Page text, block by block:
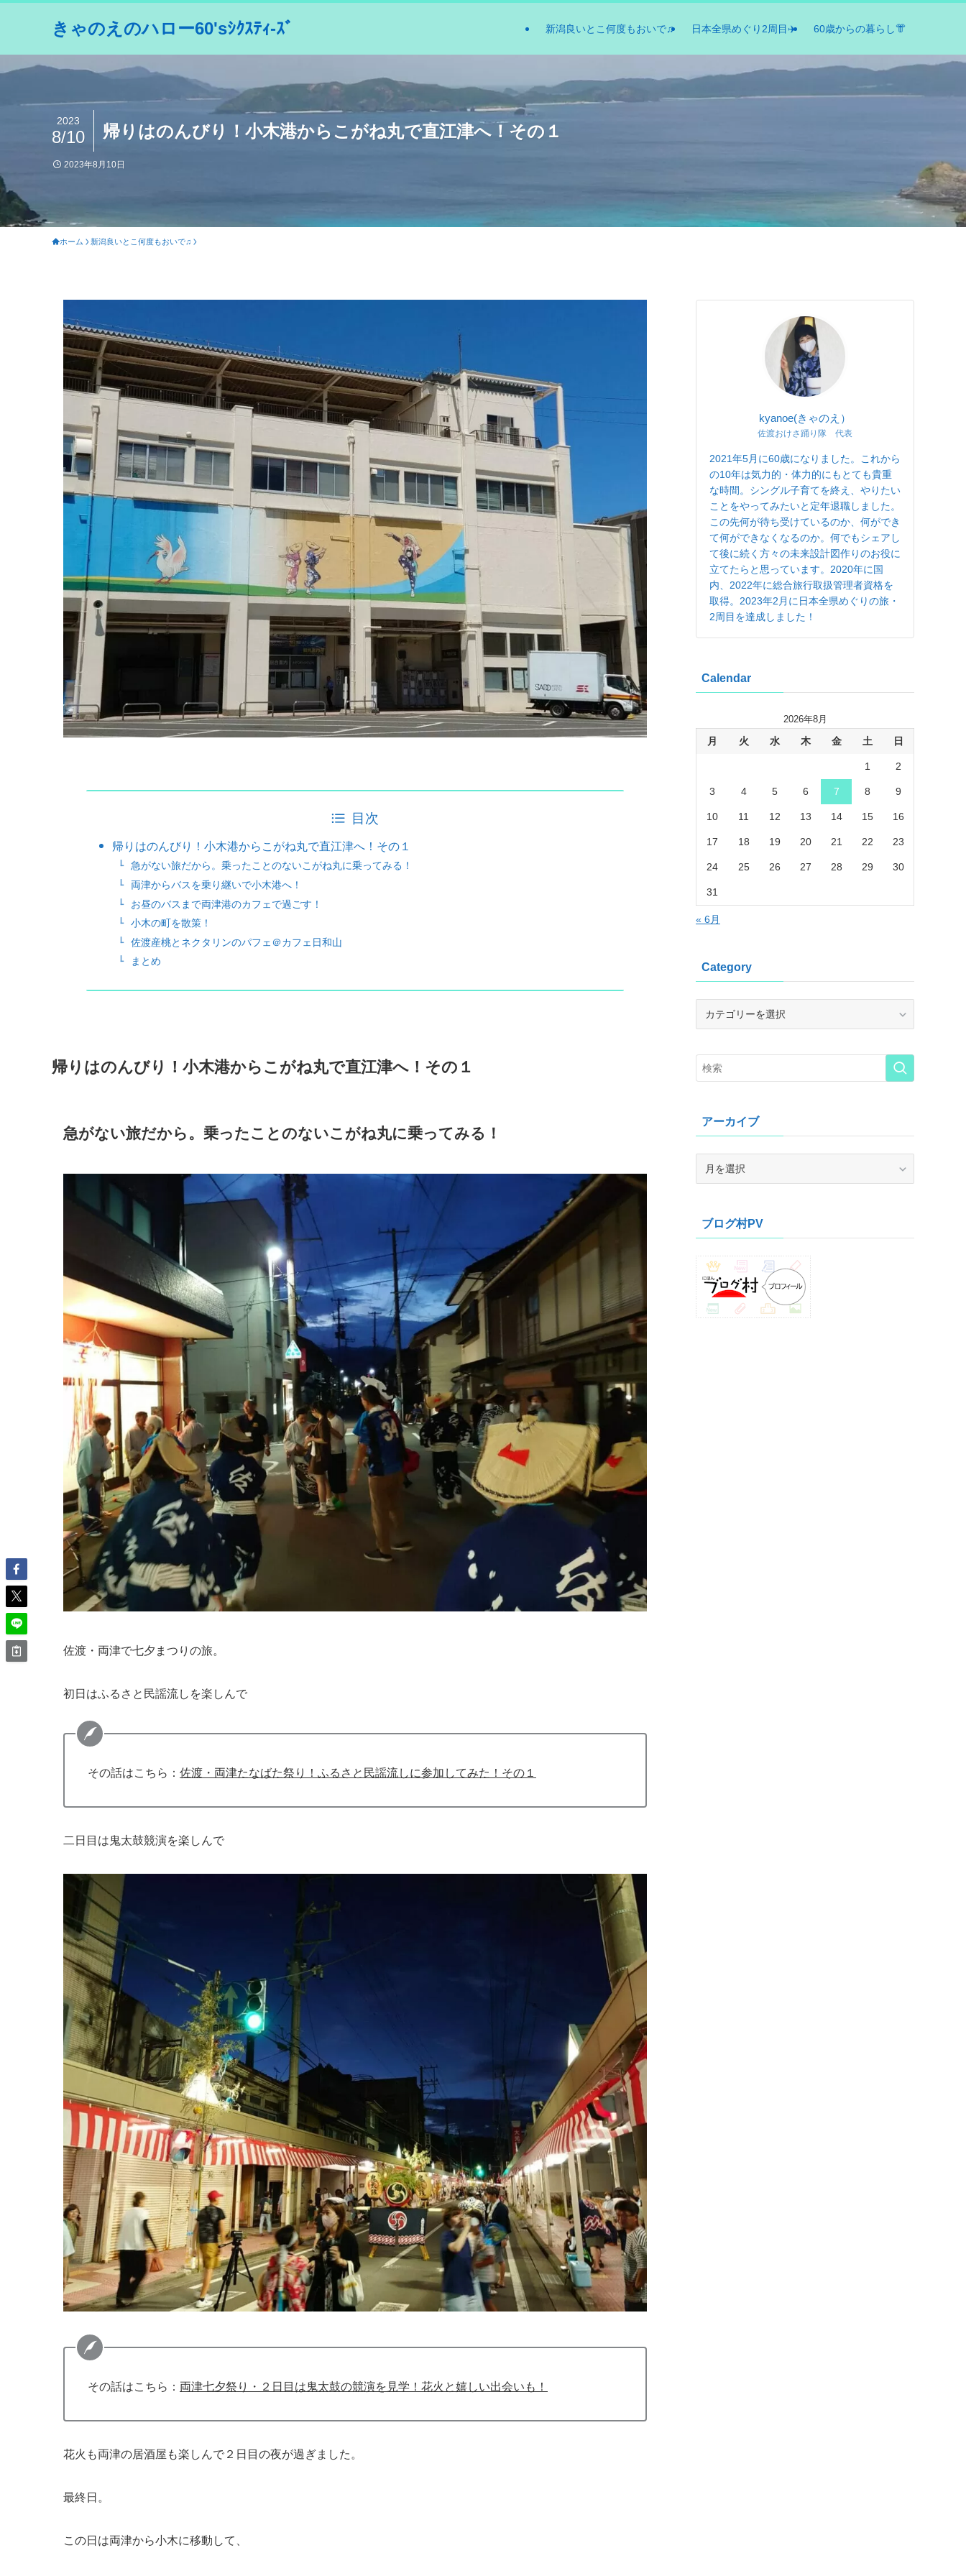
きゃのえのハロー60'sｼｸｽﾃｨ-ｽﾞ 新潟良いとこ何度もおいで♫ 日本全県めぐり2周目✈️ 60歳からの暮らし👘
帰りはのんびり！小木港からこがね丸で直江津へ！その１
2023
8/10
2023年8月10日
ホーム 新潟良いとこ何度もおいで♫
目次
帰りはのんびり！小木港からこがね丸で直江津へ！その１
急がない旅だから。乗ったことのないこがね丸に乗ってみる！
両津からバスを乗り継いで小木港へ！
お昼のバスまで両津港のカフェで過ごす！
小木の町を散策！
佐渡産桃とネクタリンのパフェ＠カフェ日和山
まとめ
帰りはのんびり！小木港からこがね丸で直江津へ！その１
急がない旅だから。乗ったことのないこがね丸に乗ってみる！
佐渡・両津で七夕まつりの旅。
初日はふるさと民謡流しを楽しんで
その話はこちら： 佐渡・両津たなばた祭り！ふるさと民謡流しに参加してみた！その１
二日目は鬼太鼓競演を楽しんで
その話はこちら： 両津七夕祭り・２日目は鬼太鼓の競演を見学！花火と嬉しい出会いも！
花火も両津の居酒屋も楽しんで２日目の夜が過ぎました。
最終日。
この日は両津から小木に移動して、
kyanoe(きゃのえ）
佐渡おけさ踊り隊 代表
2021年5月に60歳になりました。これから
の10年は気力的・体力的にもとても貴重
な時間。シングル子育てを終え、やりたい
ことをやってみたいと定年退職しました。
この先何が待ち受けているのか、何ができ
て何ができなくなるのか。何でもシェアし
て後に続く方々の未来設計図作りのお役に
立てたらと思っています。2020年に国
内、2022年に総合旅行取扱管理者資格を
取得。2023年2月に日本全県めぐりの旅・
2周目を達成しました！
Calendar
2026年8月
月 火 水 木 金 土 日
1 2
3 4 5 6 7 8 9
10 11 12 13 14 15 16
17 18 19 20 21 22 23
24 25 26 27 28 29 30
31
« 6月
Category
アーカイブ
ブブログ村PV